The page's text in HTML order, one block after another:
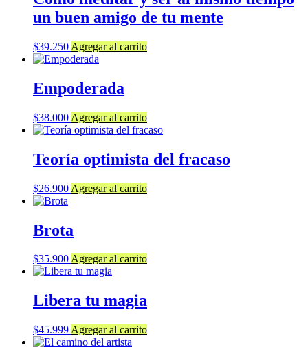
un buen amigo de tu mente
$39.250 Agregar al carrito
Empoderada
$38.000 Agregar al carrito
Teoría optimista del fracaso
$26.900 Agregar al carrito
Brota
$35.900Agregar al carrito
Libera tu magia
$45.999 Agregar al carrito